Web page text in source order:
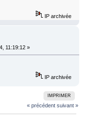
IP archivée
11:19:12 »
IP archivée
IMPRIMER
« précédent suivant »